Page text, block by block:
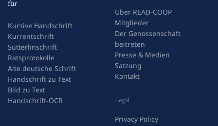
für
Kursive Handschrift
Kurrentschrift
Sütterlinschrift
Ratsprotokolle
Alte deutsche Schrift
Handschrift zu Text
Bild zu Text
Handschrift-OCR
Über READ-COOP
Mitglieder
Der Genossenschaft
beitreten
Presse & Medien
Satzung
Kontakt
Legal
Privacy Policy